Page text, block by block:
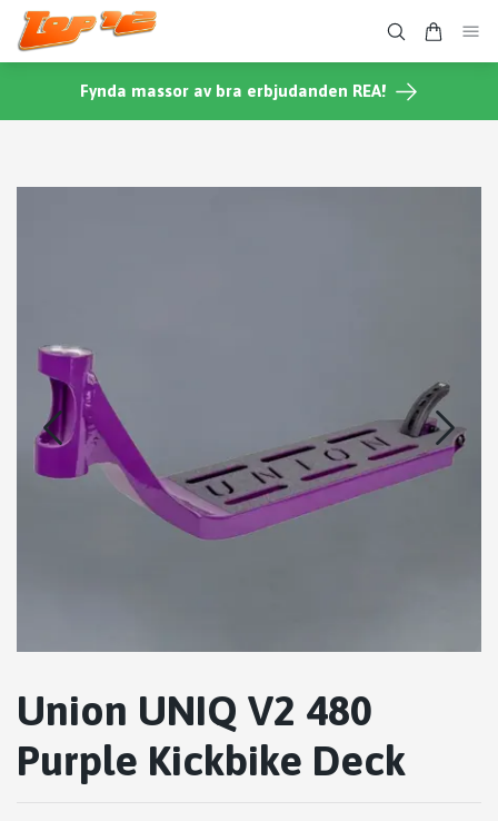
Fynda massor av bra erbjudanden REA!
Union UNIQ V2 480
Purple Kickbike Deck